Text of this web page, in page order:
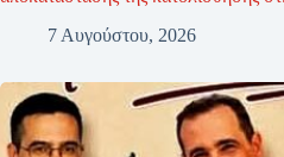
7 Αυγούστου, 2026